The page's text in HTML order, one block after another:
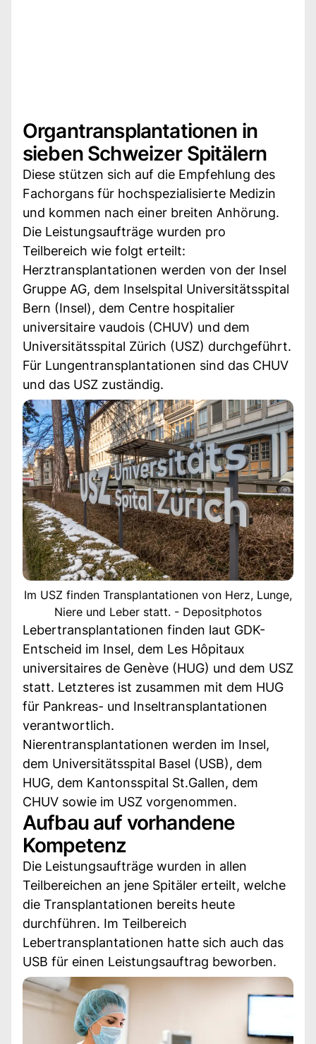
Organtransplantationen in
sieben Schweizer Spitälern
Diese stützen sich auf die Empfehlung des
Fachorgans für hochspezialisierte Medizin
und kommen nach einer breiten Anhörung.
Die Leistungsaufträge wurden pro
Teilbereich wie folgt erteilt:
Herztransplantationen werden von der Insel
Gruppe AG, dem Inselspital Universitätsspital
Bern (Insel), dem Centre hospitalier
universitaire vaudois (CHUV) und dem
Universitätsspital Zürich (USZ) durchgeführt.
Für Lungentransplantationen sind das CHUV
und das USZ zuständig.
Im USZ finden Transplantationen von Herz, Lunge,
Niere und Leber statt. - Depositphotos
Lebertransplantationen finden laut GDK-
Entscheid im Insel, dem Les Hôpitaux
universitaires de Genève (HUG) und dem USZ
statt. Letzteres ist zusammen mit dem HUG
für Pankreas- und Inseltransplantationen
verantwortlich.
Nierentransplantationen werden im Insel,
dem Universitätsspital Basel (USB), dem
HUG, dem Kantonsspital St.Gallen, dem
CHUV sowie im USZ vorgenommen.
Aufbau auf vorhandene
Kompetenz
Die Leistungsaufträge wurden in allen
Teilbereichen an jene Spitäler erteilt, welche
die Transplantationen bereits heute
durchführen. Im Teilbereich
Lebertransplantationen hatte sich auch das
USB für einen Leistungsauftrag beworben.